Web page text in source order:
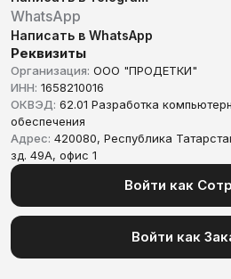
WhatsApp
Написать в WhatsApp
Реквизиты
Организация: ООО "ПРОДЕТКИ"
ИНН: 1658210016
ОКВЭД: 62.01 Разработка
обеспечения
Адрес: 420080, Республика
зд. 49А, офис 1
Войти как
Войти как